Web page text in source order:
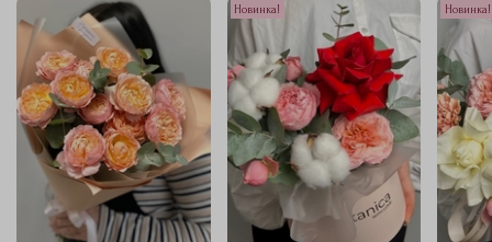
Новинка! Новинка!